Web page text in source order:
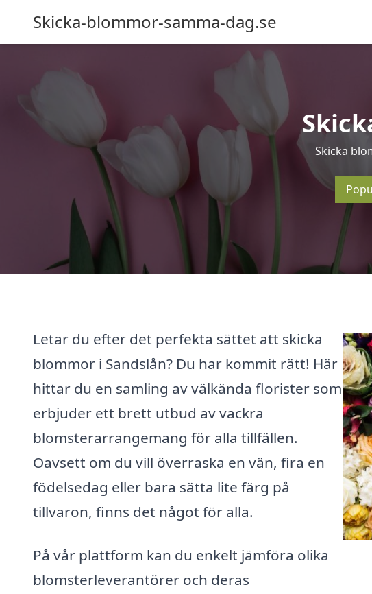
Skicka-blommor-samma-dag.se
Skicka
Letar du efter det perfekta sättet att skicka
blommor i Sandslån? Du har kommit rätt! Här
hittar du en samling av välkända florister som
erbjuder ett brett utbud av vackra
blomsterarrangemang för alla tillfällen.
Oavsett om du vill överraska en vän, fira en
födelsedag eller bara sätta lite färg på
tillvaron, finns det något för alla.
På vår plattform kan du enkelt jämföra olika
blomsterleverantörer och deras